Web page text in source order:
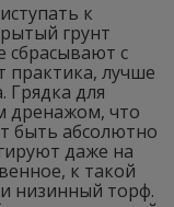
к
грунт
сбрасывают с
практика, лучше
Грядка для
дренажом, что
быть абсолютно
даже на
к такой
низинный торф.